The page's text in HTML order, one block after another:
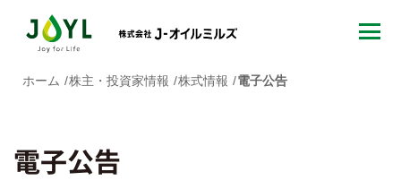
ホーム 株主・投資家情報 株式情報 電子公告
電子公告